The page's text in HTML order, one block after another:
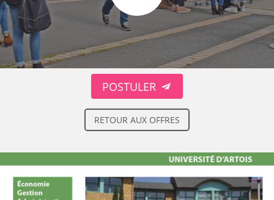
POSTULER
RETOUR AUX OFFRES